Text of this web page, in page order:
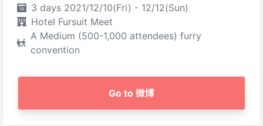
3 days 2021/12/10(Fri) - 12/12(Sun)
Hotel Fursuit Meet
A Medium (500-1,000 attendees) furry
convention
Go to 微博